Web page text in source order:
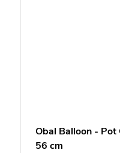
Obal Balloon - Pot
56 cm